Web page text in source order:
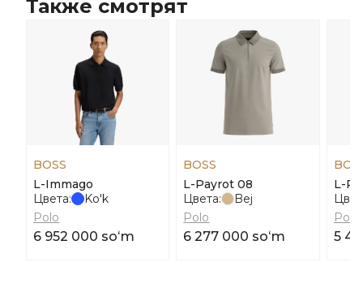
Также смотрят
BOSS
L-Immago
Цвета:
Ko'k
Polo
6 952 000 soʻm
BOSS
L-Payrot 08
Цвета:
Bej
Polo
6 277 000 soʻm
L-
Polo
5